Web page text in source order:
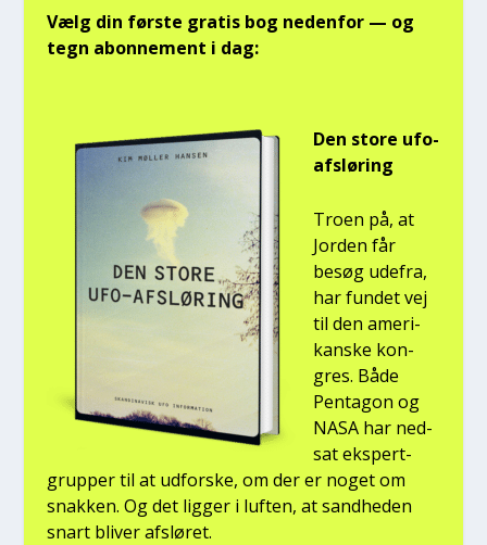
Vælg din før­ste gra­tis bog neden­for — og
tegn abon­ne­ment i dag:
Den sto­re ufo-
afslø­ring
Tro­en på, at
Jor­den får
besøg ude­fra,
har fun­det vej
til den ame­ri­
kan­ske kon­
gres. Både
Pen­ta­gon og
NASA har ned­
sat eks­pert­
grup­per til at udfor­ske, om der er noget om
snak­ken. Og det lig­ger i luf­ten, at sand­he­den
snart bli­ver afslø­ret.